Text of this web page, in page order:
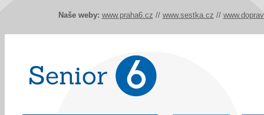
Naše weby: www.praha6.cz // www.sestka.cz //